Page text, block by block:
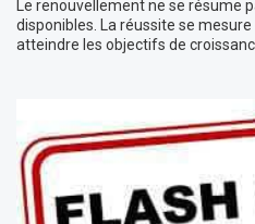
Le renouvellement ne se résume
disponibles. La réussite se
atteindre les objectifs de